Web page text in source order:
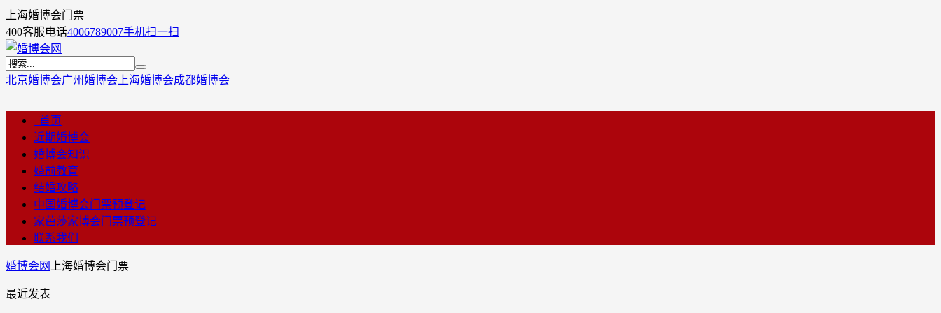
上海婚博会门票
400客服电话4006789007手机扫一扫
北京婚博会广州婚博会 上海婚博会成都婚博会
首页
近期婚博会
婚博会知识
婚前教育
结婚攻略
中国婚博会门票预登记
家芭莎家博会门票预登记
联系我们
婚博会网 上海婚博会门票
最近发表